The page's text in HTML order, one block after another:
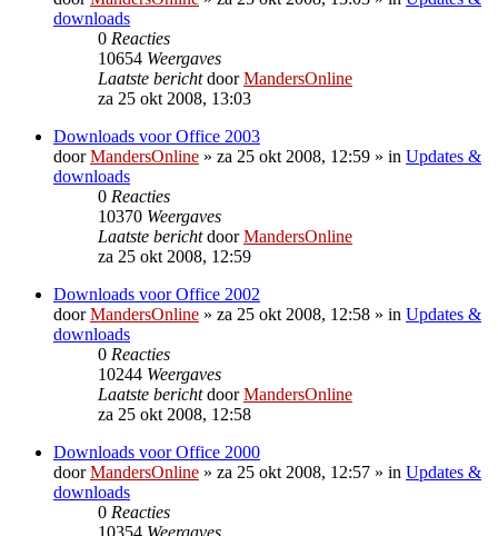
downloads
0 Reacties
10654 Weergaves
Laatste berichtdoorMandersOnline
za 25 okt 2008, 13:03
Downloads voor Office 2003
doorMandersOnline » za 25 okt 2008, 12:59 » in Updates &
downloads
0 Reacties
10370 Weergaves
Laatste berichtdoorMandersOnline
za 25 okt 2008, 12:59
Downloads voor Office 2002
doorMandersOnline » za 25 okt 2008, 12:58 » in Updates &
downloads
0 Reacties
10244 Weergaves
Laatste berichtdoorMandersOnline
za 25 okt 2008, 12:58
Downloads voor Office 2000
doorMandersOnline » za 25 okt 2008, 12:57 » in Updates &
downloads
0 Reacties
10354 Weergaves